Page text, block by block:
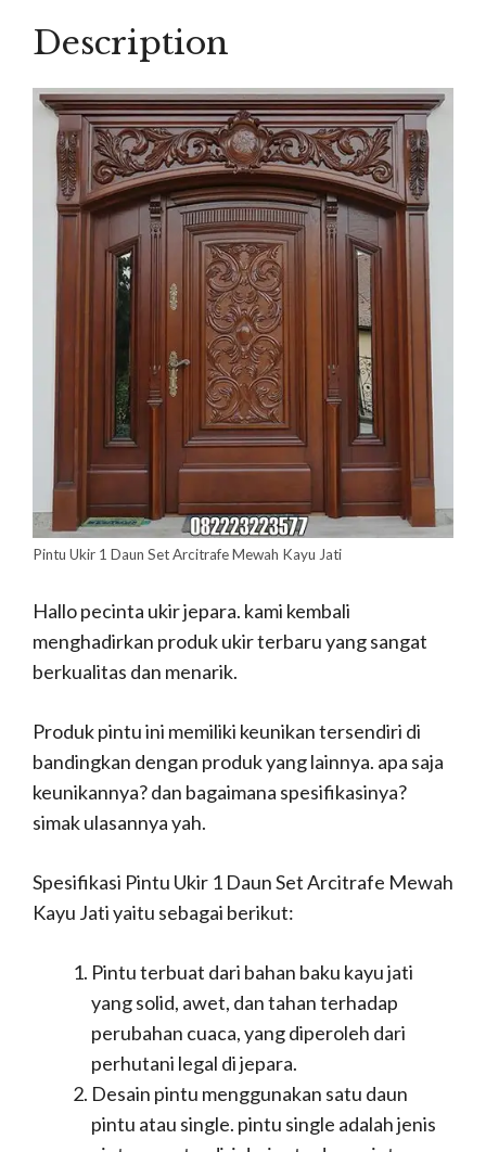
Description
Pintu Ukir 1 Daun Set Arcitrafe Mewah Kayu Jati
Hallo pecinta ukir jepara. kami kembali
menghadirkan produk ukir terbaru yang sangat
berkualitas dan menarik.
Produk pintu ini memiliki keunikan tersendiri di
bandingkan dengan produk yang lainnya. apa saja
keunikannya? dan bagaimana spesifikasinya?
simak ulasannya yah.
Spesifikasi Pintu Ukir 1 Daun Set Arcitrafe Mewah
Kayu Jati yaitu sebagai berikut:
Pintu terbuat dari bahan baku kayu jati
yang solid, awet, dan tahan terhadap
perubahan cuaca, yang diperoleh dari
perhutani legal di jepara.
Desain pintu menggunakan satu daun
pintu atau single. pintu single adalah jenis